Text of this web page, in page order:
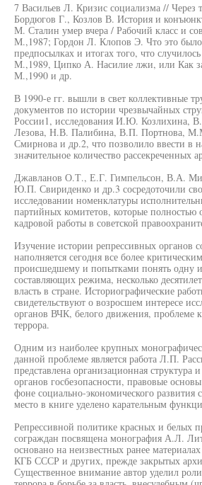
7 Васильев Л. Кризис социализма // Через
Бордюгов Г., Козлов В. История и
М. Сталин умер вчера / Рабочий класс и
М.,1987; Гордон Л. Клопов Э. Что это
предпосылках и итогах того, что
М.,1989, Ципко А. Насилие лжи, или Как
М.,1990 и др.
В 1990-е гг. вышли в свет коллективные
документов по истории чрезвычайных
России1, исследования И.Ю. Козлихина,
Лезова, Н.В. Палибина, В.П. Портнова,
Смирнова и др.2, что позволило ввести в
значительное количество рассекреченных
Джавланов О.Т., Е.Г. Гимпельсон, В.А.
Ю.П. Свириденко и др.3 сосредоточили
исследовании номенклатуры
партийных комитетов, которые полностью
кадровой работы в советской
Изучение истории репрессивных органов
наполняется сегодня все более
происшедшему и попытками понять одну
составляющих режима, несколько
власть в стране. Историографические
свидетельствуют о возросшем интересе
органов ВЧК, белого движения, проблеме
террора.
Одним из наиболее крупных
данной проблеме является работа Л.П.
представлена организационная структура
органов госбезопасности, правовые
фоне социально-экономического развития
место в книге уделено карательным
Репрессивной политике красных и белых
сограждан посвящена монография А.Л.
основано на неизвестных ранее
КГБ СССР и других, прежде закрытых
Существенное внимание автор уделил